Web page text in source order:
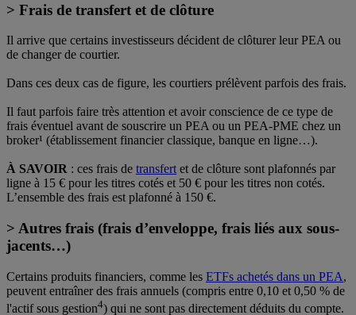
> Frais de transfert et de clôture
Il arrive que certains investisseurs décident de clôturer leur PEA ou
de changer de courtier.
Dans ces deux cas de figure, les courtiers prélèvent parfois des frais.
Il faut parfois faire très attention et avoir conscience de ce type de
frais éventuel avant de souscrire un PEA ou un PEA-PME chez un
broker¹ (établissement financier classique, banque en ligne…).
À SAVOIR : ces frais de transfert et de clôture sont plafonnés par
ligne à 15 € pour les titres cotés et 50 € pour les titres non cotés.
L’ensemble des frais est plafonné à 150 €.
> Autres frais (frais d’enveloppe, frais liés aux sous-
jacents…)
Certains produits financiers, comme les ETFs achetés dans un PEA,
peuvent entraîner des frais annuels (compris entre 0,10 et 0,50 % de
l'actif sous gestion4) qui ne sont pas directement déduits du compte.